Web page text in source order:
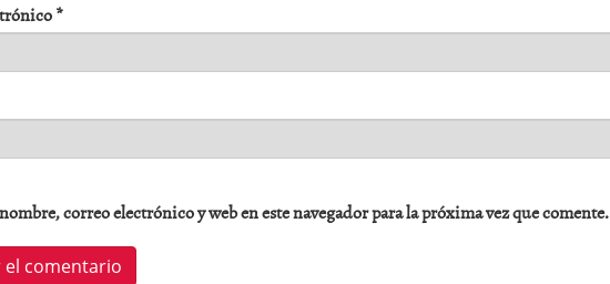
*
correo electrónico y web en este navegador para la próxima vez que comente.